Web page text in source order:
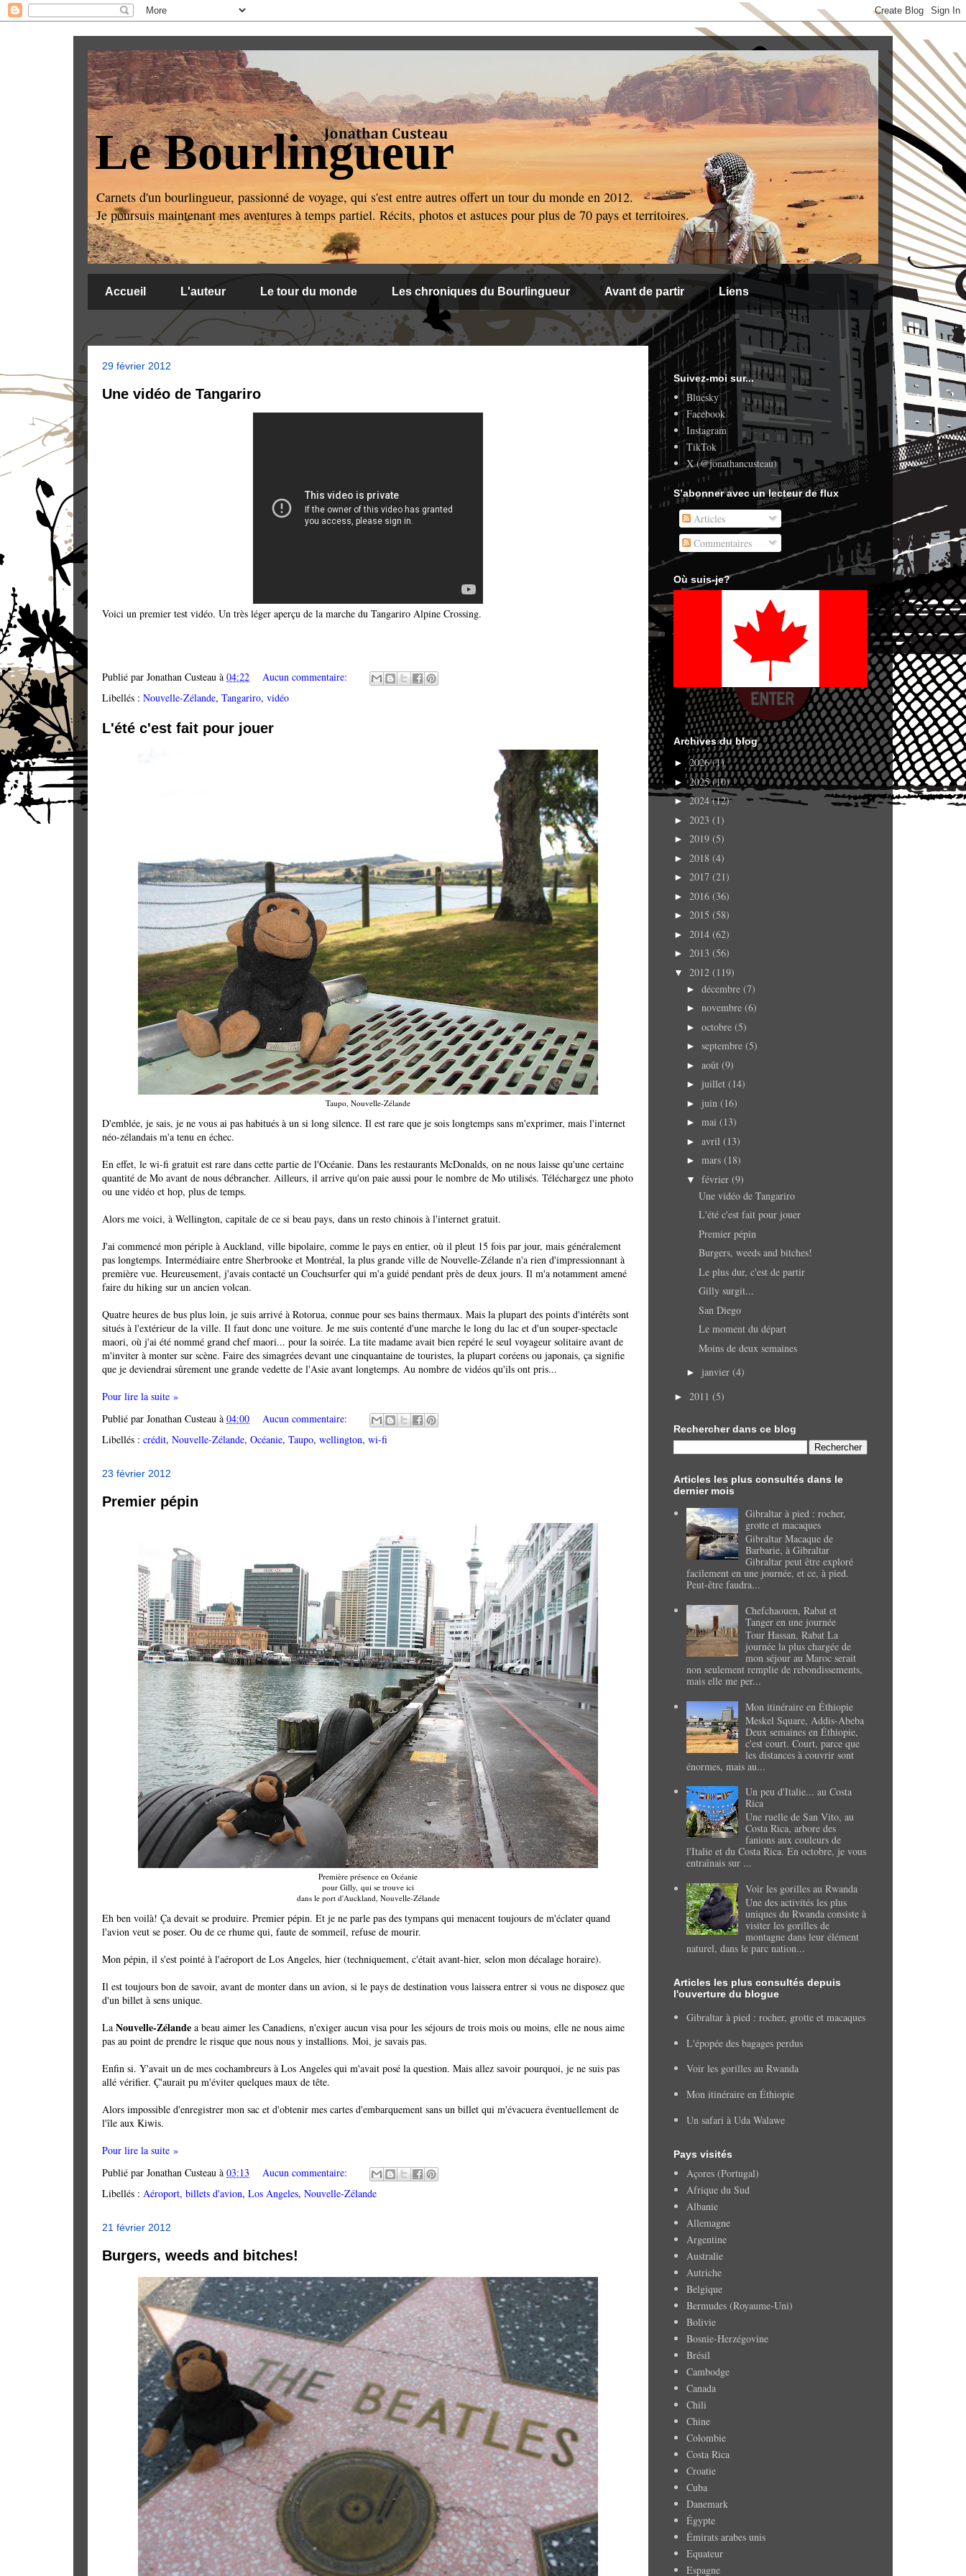
Le Bourlingueur
Carnets d'un bourlingueur, passionné de voyage, qui s'est entre autres offert un tour du monde en 2012.
Je poursuis maintenant mes aventures à temps partiel. Récits, photos et astuces pour plus de 70 pays et territoires.
Accueil L'auteur Le tour du monde Les chroniques du Bourlingueur Avant de partir Liens
29 février 2012
Une vidéo de Tangariro
Voici un premier test vidéo. Un très léger aperçu de la marche du Tangariro Alpine Crossing.
Publié par Jonathan Custeau à 04:22
Aucun commentaire:
Libellés : Nouvelle-Zélande, Tangariro, vidéo
L'été c'est fait pour jouer
Taupo, Nouvelle-Zélande
D'emblée, je sais, je ne vous ai pas habitués à un si long silence. Il est rare que je sois longtemps sans m'exprimer, mais l'internet
néo-zélandais m'a tenu en échec.
En effet, le wi-fi gratuit est rare dans cette partie de l'Océanie. Dans les restaurants McDonalds, on ne nous laisse qu'une certaine
quantité de Mo avant de nous débrancher. Ailleurs, il arrive qu'on paie aussi pour le nombre de Mo utilisés. Téléchargez une photo
ou une vidéo et hop, plus de temps.
Alors me voici, à Wellington, capitale de ce si beau pays, dans un resto chinois à l'internet gratuit.
J'ai commencé mon périple à Auckland, ville bipolaire, comme le pays en entier, où il pleut 15 fois par jour, mais généralement
pas longtemps. Intermédiaire entre Sherbrooke et Montréal, la plus grande ville de Nouvelle-Zélande n'a rien d'impressionnant à
première vue. Heureusement, j'avais contacté un Couchsurfer qui m'a guidé pendant près de deux jours. Il m'a notamment amené
faire du hiking sur un ancien volcan.
Quatre heures de bus plus loin, je suis arrivé à Rotorua, connue pour ses bains thermaux. Mais la plupart des points d'intérêts sont
situés à l'extérieur de la ville. Il faut donc une voiture. Je me suis contenté d'une marche le long du lac et d'un souper-spectacle
maori, où j'ai été nommé grand chef maori... pour la soirée. La tite madame avait bien repéré le seul voyageur solitaire avant de
m'inviter à monter sur scène. Faire des simagrées devant une cinquantaine de touristes, la plupart coréens ou japonais, ça signifie
que je deviendrai sûrement une grande vedette de l'Asie avant longtemps. Au nombre de vidéos qu'ils ont pris...
Pour lire la suite »
Publié par Jonathan Custeau à 04:00
Aucun commentaire:
Libellés : crédit, Nouvelle-Zélande, Océanie, Taupo, wellington, wi-fi
23 février 2012
Premier pépin
Première présence en Océanie
pour Gilly, qui se trouve ici
dans le port d'Auckland, Nouvelle-Zélande
Eh ben voilà! Ça devait se produire. Premier pépin. Et je ne parle pas des tympans qui menacent toujours de m'éclater quand
l'avion veut se poser. Ou de ce rhume qui, faute de sommeil, refuse de mourir.
Mon pépin, il s'est pointé à l'aéroport de Los Angeles, hier (techniquement, c'était avant-hier, selon mon décalage horaire).
Il est toujours bon de savoir, avant de monter dans un avion, si le pays de destination vous laissera entrer si vous ne disposez que
d'un billet à sens unique.
La Nouvelle-Zélande a beau aimer les Canadiens, n'exiger aucun visa pour les séjours de trois mois ou moins, elle ne nous aime
pas au point de prendre le risque que nous nous y installions. Moi, je savais pas.
Enfin si. Y'avait un de mes cochambreurs à Los Angeles qui m'avait posé la question. Mais allez savoir pourquoi, je ne suis pas
allé vérifier. Ç'aurait pu m'éviter quelques maux de tête.
Alors impossible d'enregistrer mon sac et d'obtenir mes cartes d'embarquement sans un billet qui m'évacuera éventuellement de
l'île aux Kiwis.
Pour lire la suite »
Publié par Jonathan Custeau à 03:13
Aucun commentaire:
Libellés : Aéroport, billets d'avion, Los Angeles, Nouvelle-Zélande
21 février 2012
Burgers, weeds and bitches!
Suivez-moi sur...
Bluesky
Facebook
Instagram
TikTok
X (@jonathancusteau)
S’abonner avec un lecteur de flux
Articles
Commentaires
Où suis-je?
Archives du blog
►2026(1)
►2025(10)
►2024(12)
► 2023 (1)
► 2019 (5)
► 2018 (4)
► 2017 (21)
► 2016 (36)
► 2015 (58)
► 2014 (62)
► 2013 (56)
▼ 2012 (119)
► décembre (7)
► novembre (6)
► octobre (5)
► septembre (5)
► août (9)
► juillet (14)
► juin (16)
► mai (13)
► avril (13)
► mars (18)
▼ février (9)
Une vidéo de Tangariro
L'été c'est fait pour jouer
Premier pépin
Burgers, weeds and bitches!
Le plus dur, c'est de partir
Gilly surgit...
San Diego
Le moment du départ
Moins de deux semaines
► janvier (4)
► 2011 (5)
Rechercher dans ce blog
Articles les plus consultés dans le
dernier mois
Gibraltar à pied : rocher,
grotte et macaques
Gibraltar Macaque de
Barbarie, à Gibraltar
Gibraltar peut être exploré
facilement en une journée, et ce, à pied.
Peut-être faudra...
Chefchaouen, Rabat et
Tanger en une journée
Tour Hassan, Rabat La
journée la plus chargée de
mon séjour au Maroc serait
non seulement remplie de rebondissements,
mais elle me per...
Mon itinéraire en Éthiopie
Meskel Square, Addis-Abeba
Deux semaines en Éthiopie,
c'est court. Court, parce que
les distances à couvrir sont
énormes, mais au...
Un peu d'Italie... au Costa
Rica
Une ruelle de San Vito, au
Costa Rica, arbore des
fanions aux couleurs de
l'Italie et du Costa Rica. En octobre, je vous
entraînais sur ...
Voir les gorilles au Rwanda
Une des activités les plus
uniques du Rwanda consiste à
visiter les gorilles de
montagne dans leur élément
naturel, dans le parc nation...
Articles les plus consultés depuis
l'ouverture du blogue
Gibraltar à pied : rocher, grotte et macaques
L'épopée des bagages perdus
Voir les gorilles au Rwanda
Mon itinéraire en Éthiopie
Un safari à Uda Walawe
Pays visités
Açores (Portugal)
Afrique du Sud
Albanie
Allemagne
Argentine
Australie
Autriche
Belgique
Bermudes (Royaume-Uni)
Bolivie
Bosnie-Herzégovine
Brésil
Cambodge
Canada
Chili
Chine
Colombie
Costa Rica
Croatie
Cuba
Danemark
Égypte
Émirats arabes unis
Equateur
Espagne